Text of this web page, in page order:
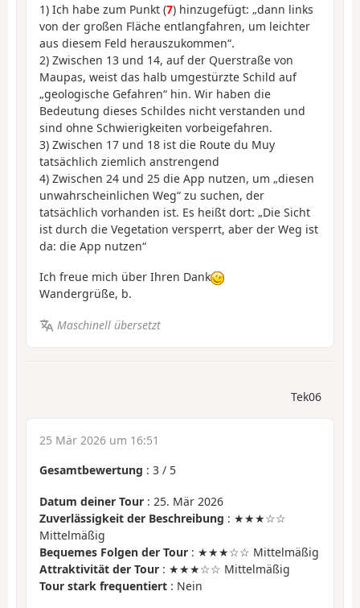
1) Ich habe zum Punkt (7) hinzugefügt: „dann links
von der großen Fläche entlangfahren, um leichter
aus diesem Feld herauszukommen“.
2) Zwischen 13 und 14, auf der Querstraße von
Maupas, weist das halb umgestürzte Schild auf
„geologische Gefahren“ hin. Wir haben die
Bedeutung dieses Schildes nicht verstanden und
sind ohne Schwierigkeiten vorbeigefahren.
3) Zwischen 17 und 18 ist die Route du Muy
tatsächlich ziemlich anstrengend
4) Zwischen 24 und 25 die App nutzen, um „diesen
unwahrscheinlichen Weg“ zu suchen, der
tatsächlich vorhanden ist. Es heißt dort: „Die Sicht
ist durch die Vegetation versperrt, aber der Weg ist
da: die App nutzen“
Ich freue mich über Ihren Dank
Wandergrüße, b.
Maschinell übersetzt
Tek06
25 Mär 2026 um 16:51
Gesamtbewertung : 3 / 5
Datum deiner Tour : 25. Mär 2026
Zuverlässigkeit der Beschreibung : ★★★☆☆
Mittelmäßig
Bequemes Folgen der Tour : ★★★☆☆ Mittelmäßig
Attraktivität der Tour : ★★★☆☆ Mittelmäßig
Tour stark frequentiert : Nein